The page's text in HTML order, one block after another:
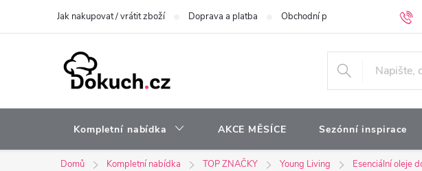
Jak nakupovat / vrátit zboží Doprava a platba Obchodní podmínky
Kompletní nabídka AKCE MĚSÍCE Sezónní inspirace
Domů Kompletní nabídka TOP ZNAČKY Young Living Esenciální oleje